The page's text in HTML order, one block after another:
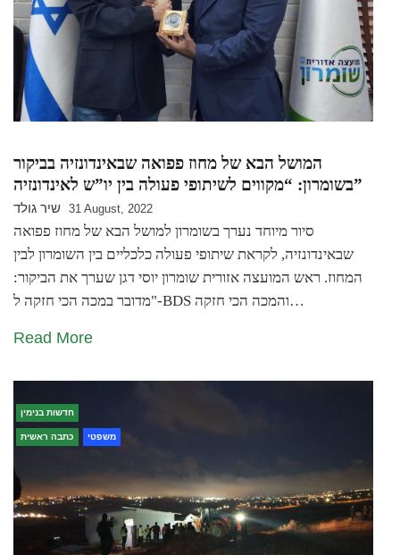
המושל הבא של מחוז פפואה שבאינדונזיה בביקור
בשומרון: “מקווים לשיתופי פעולה בין יו”ש לאינדונזיה”
שיר גולד 31 August, 2022
סיור מיוחד נערך בשומרון למושל הבא של מחוז פפואה
שבאינדונזיה, לקראת שיתופי פעולה כלכליים בין השומרון לבין
המחוז. ראש המועצה אזורית שומרון יוסי דגן שערך את הביקור:
"מדובר במכה הכי חזקה ל-BDS והמכה הכי חזקה…
Read More
חדשות בנימין
כתבה ראשית משפטי